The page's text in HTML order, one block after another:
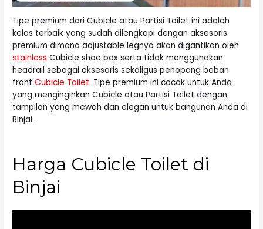
Tipe premium dari Cubicle atau Partisi Toilet ini adalah
kelas terbaik yang sudah dilengkapi dengan aksesoris
premium dimana adjustable legnya akan digantikan oleh
stainless Cubicle shoe box serta tidak menggunakan
headrail sebagai aksesoris sekaligus penopang beban
frontCubicle Toilet. Tipe premium ini cocok untuk Anda
yang menginginkan Cubicle atau Partisi Toilet dengan
tampilan yang mewah dan elegan untuk bangunan Anda di
Binjai.
Harga Cubicle Toilet di
Binjai